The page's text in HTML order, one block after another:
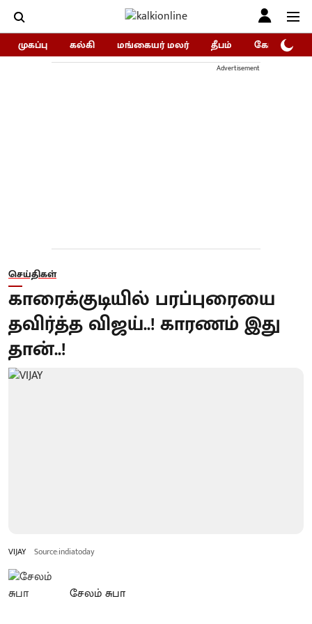
முகப்பு கல்கி மங்கையர் மலர் தீபம் கோகுலம்/
Advertisement
செய்திகள்
காரைக்குடியில் பரப்புரையை
தவிர்த்த விஜய்..! காரணம் இது
தான்..!
VIJAY Source:indiatoday
சேலம் சுபா